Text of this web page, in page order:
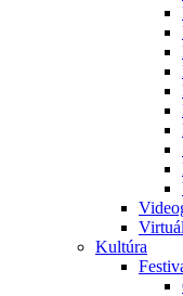
Kultúra